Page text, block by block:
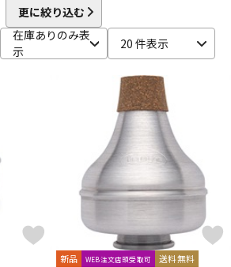
その他楽器
エフェクター
ン納品 レコーディング機器
aS
BAM
Beaumont
Bob Reeves
Brand
Brasspire Unicorn
Bremner
BSC
Buescher
Cadeson
Cannonball
Davis Chateau
Colin Goldie
Dave Guardala
Denis Wick
更に絞り込む
在庫ありのみ表
示
20 件表示
新品 WEB注文店頭受取可 送料無料